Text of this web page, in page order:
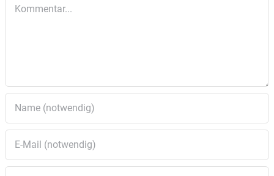
Uhr nur nach
DONNERSTAG 6. April
Anliegen – Joachim Boy (Ehrenamtlicher des Bürger-
Bahnhof)
13 – 16 Uhr VdK-Sprechstunde für Sozialrecht –